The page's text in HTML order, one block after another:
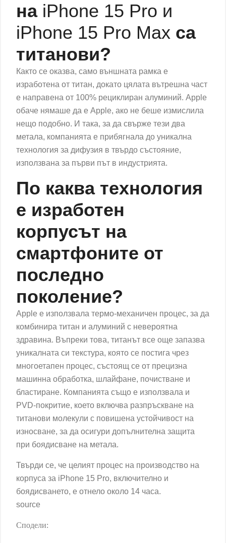
на iPhone 15 Pro и
iPhone 15 Pro Max са
титанови?
Както се оказва, само външната рамка е
изработена от титан, докато цялата вътрешна част
е направена от 100% рециклиран алуминий. Apple
обаче нямаше да е Apple, ако не беше измислила
нещо подобно. И така, за да свърже тези два
метала, компанията е прибягнала до уникална
технология за дифузия в твърдо състояние,
използвана за първи път в индустрията.
По каква технология
е изработен
корпусът на
смартфоните от
последно
поколение?
Apple е използвала термо-механичен процес, за да
комбинира титан и алуминий с невероятна
здравина. Въпреки това, титанът все още запазва
уникалната си текстура, която се постига чрез
многоетапен процес, състоящ се от прецизна
машинна обработка, шлайфане, почистване и
бластиране. Компанията също е използвала и
PVD-покритие, което включва разпръскване на
титанови молекули с повишена устойчивост на
износване, за да осигури допълнителна защита
при боядисване на метала.
Твърди се, че целият процес на производство на
корпуса за iPhone 15 Pro, включително и
боядисването, е отнело около 14 часа.
source
Сподели: